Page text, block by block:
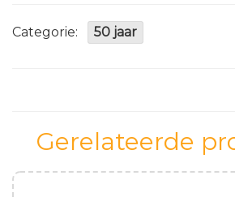
50
years
Categorie: 50 jaar
Gerelateerde